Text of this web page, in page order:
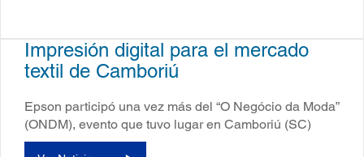
Impresión digital para el mercado
textil de Camboriú
Epson participó una vez más del “O Negócio da Moda”
(ONDM), evento que tuvo lugar en Camboriú (SC)